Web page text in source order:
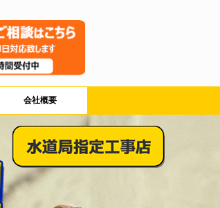
会社概要